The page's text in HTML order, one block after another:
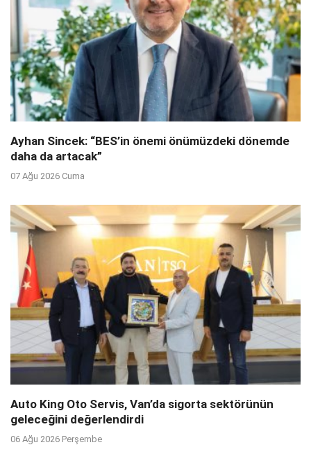
Ayhan Sincek: “BES’in önemi önümüzdeki dönemde
daha da artacak”
07 Ağu 2026 Cuma
Auto King Oto Servis, Van’da sigorta sektörünün
geleceğini değerlendirdi
06 Ağu 2026 Perşembe